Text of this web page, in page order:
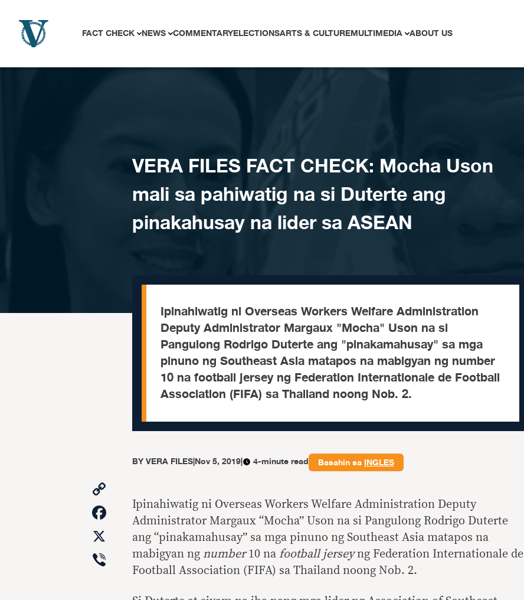
FACT CHECK NEWS COMMENTARYELECTIONSARTS & CULTUREMULTIMEDIA ABOUT US
VERA FILES FACT CHECK: Mocha Uson
mali sa pahiwatig na si Duterte ang
pinakahusay na lider sa ASEAN
Ipinahiwatig ni Overseas Workers Welfare Administration
Deputy Administrator Margaux "Mocha" Uson na si
Pangulong Rodrigo Duterte ang "pinakamahusay" sa mga
pinuno ng Southeast Asia matapos na mabigyan ng number
10 na football jersey ng Federation Internationale de Football
Association (FIFA) sa Thailand noong Nob. 2.
BYVERA FILES|Nov 5, 2019| 4-minute read Basahin saINGLES
Link
Facebook
Viber
Ipinahiwatig ni Overseas Workers Welfare Administration Deputy
Administrator Margaux “Mocha” Uson na si Pangulong Rodrigo Duterte
ang “pinakamahusay” sa mga pinuno ng Southeast Asia matapos na
mabigyan ng number10 na football jerseyng Federation Internationale de
Football Association (FIFA) sa Thailand noong Nob. 2.